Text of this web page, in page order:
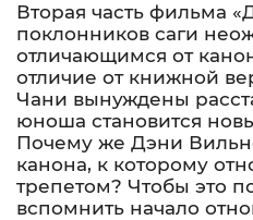
Вторая часть фильма
поклонников саги
отличающимся от
отличие от книжной
Чани вынуждены
юноша становится
Почему же Дэни
канона, к которому
трепетом? Чтобы это
вспомнить начало